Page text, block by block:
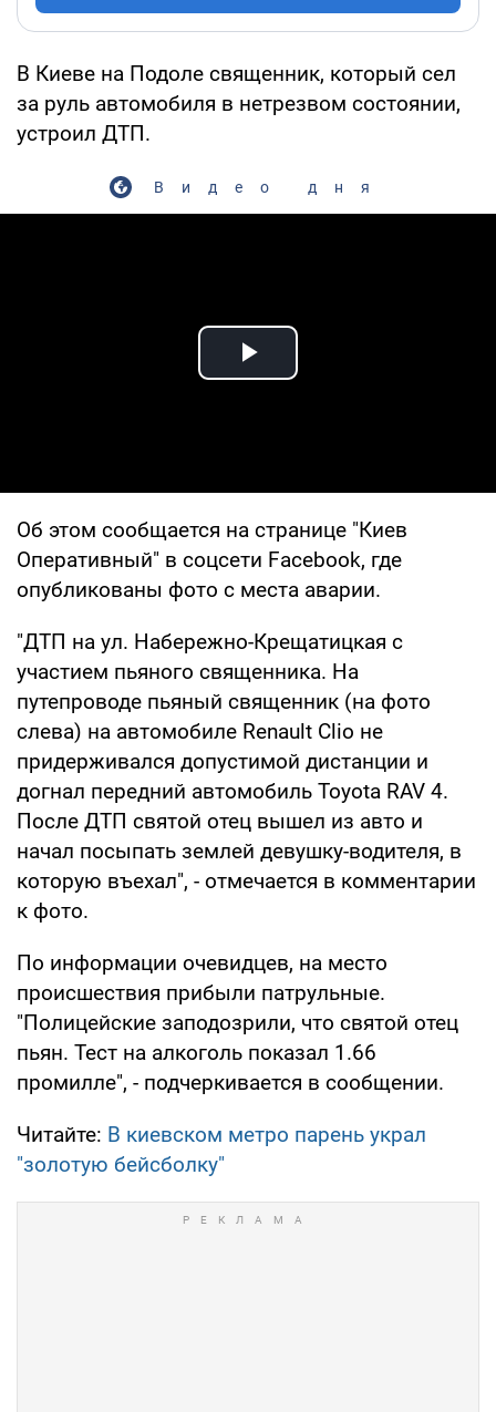
В Киеве на Подоле священник, который сел
за руль автомобиля в нетрезвом состоянии,
устроил ДТП.
Видео дня
Play Video
Об этом сообщается на странице "Киев
Оперативный" в соцсети Facebook, где
опубликованы фото с места аварии.
"ДТП на ул. Набережно-Крещатицкая с
участием пьяного священника. На
путепроводе пьяный священник (на фото
слева) на автомобиле Renault Clio не
придерживался допустимой дистанции и
догнал передний автомобиль Toyota RAV 4.
После ДТП святой отец вышел из авто и
начал посыпать землей девушку-водителя, в
которую въехал", - отмечается в комментарии
к фото.
По информации очевидцев, на место
происшествия прибыли патрульные.
"Полицейские заподозрили, что святой отец
пьян. Тест на алкоголь показал 1.66
промилле", - подчеркивается в сообщении.
Читайте: В киевском метро парень украл
"золотую бейсболку"